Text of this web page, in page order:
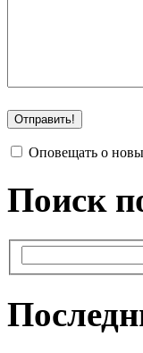
Оповещать о
Поиск